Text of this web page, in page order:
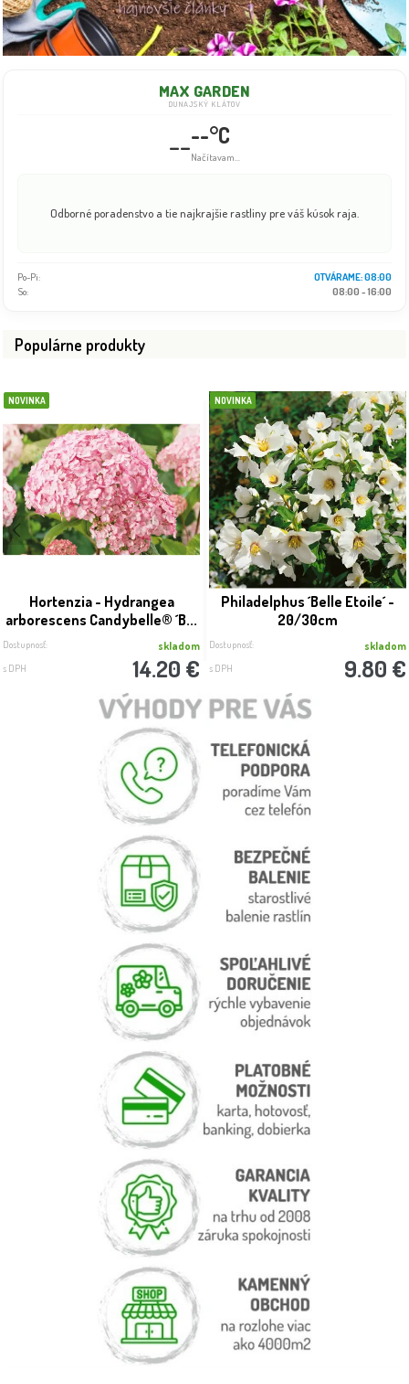
MAX GARDEN
DUNAJSKÝ KLÁTOV
--°C
Info dočasne nedostupné
Odborné poradenstvo a tie najkrajšie rastliny pre váš kúsok raja.
Po-Pi:
08:00 - 18:00
So:
08:00 - 16:00
Populárne produkty
NOVINKA
Hortenzia - Hydrangea
arborescens Candybelle® ´B...
Dostupnosť: skladom
s DPH 14.20 €
NOVINKA
Philadelphus ´Belle Etoile´ -
20/30cm
Dostupnosť: skladom
s DPH 9.80 €